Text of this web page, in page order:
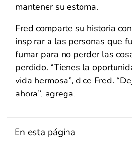
mantener su estoma.
Fred comparte su historia
inspirar a las personas que
fumar para no perder las
perdido. “Tienes la
vida hermosa”, dice Fred.
ahora”, agrega.
En esta página